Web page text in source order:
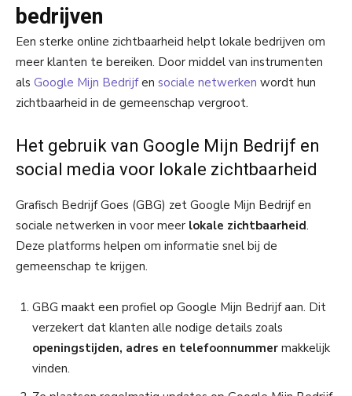
bedrijven
Een sterke online zichtbaarheid helpt lokale bedrijven om
meer klanten te bereiken. Door middel van instrumenten
als Google Mijn Bedrijfen sociale netwerken wordt hun
zichtbaarheid in de gemeenschap vergroot.
Het gebruik van Google Mijn Bedrijf en
social media voor lokale zichtbaarheid
Grafisch Bedrijf Goes (GBG) zet Google Mijn Bedrijf en
sociale netwerken in voor meer lokale zichtbaarheid.
Deze platforms helpen om informatie snel bij de
gemeenschap te krijgen.
GBG maakt een profiel op Google Mijn Bedrijf aan. Dit
verzekert dat klanten alle nodige details zoals
openingstijden, adres en telefoonnummer makkelijk
vinden.